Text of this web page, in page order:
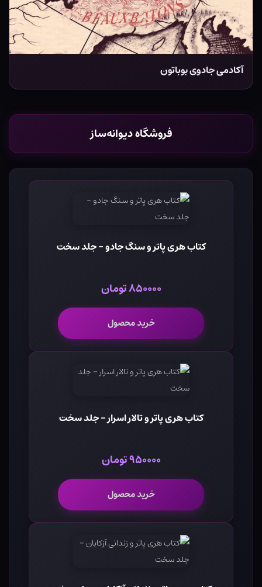
آکادمی جادوی بوباتون
فروشگاه دیوانه‌ساز
کتاب هری پاتر و سنگ جادو - جلد سخت
۸۵۰۰۰۰ تومان
خرید محصول
کتاب هری پاتر و تالار اسرار - جلد سخت
۹۵۰۰۰۰ تومان
خرید محصول